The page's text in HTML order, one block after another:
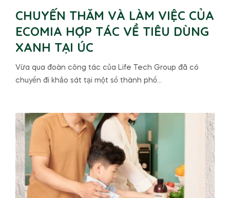
CHUYẾN THĂM VÀ LÀM VIỆC CỦA
ECOMIA HỢP TÁC VỀ TIÊU DÙNG
XANH TẠI ÚC
Vừa qua đoàn công tác của Life Tech Group đã có
chuyến đi khảo sát tại một số thành phố…